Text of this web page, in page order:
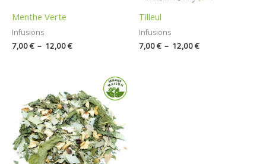
Menthe Verte
Infusions
7,00€ – 12,00€
Tilleul
Infusions
7,00€ – 12,00€
de
prix :
0,60 €
à
13,85 €